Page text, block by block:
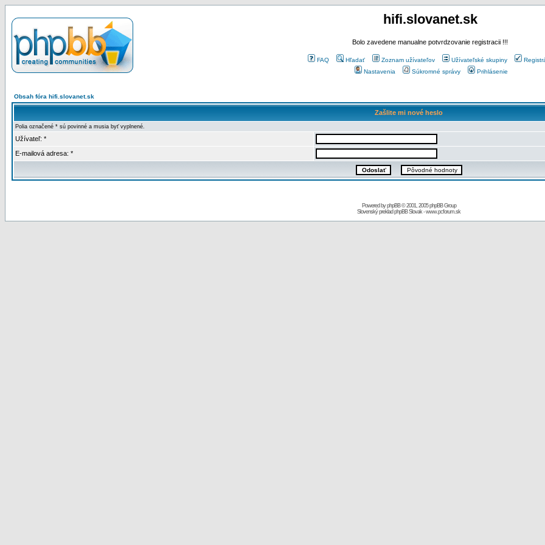
hifi.slovanet.sk
Bolo zavedene manualne potvrdzovanie registracii !!!
FAQ Hľadať Zoznam užívateľov Užívateľské skupiny
Nastavenia
Súkromné správy Prihlásenie
Obsah fóra hifi.slovanet.sk
Zašlite mi nové heslo
Polia označené * sú povinné a musia byť vyplnené.
Užívateľ: *
E-mailová adresa: *
Powered byphpBB© 2001, 2005 phpBB Group
Slovenský preklad phpBB Slovak-www.pcforum.sk